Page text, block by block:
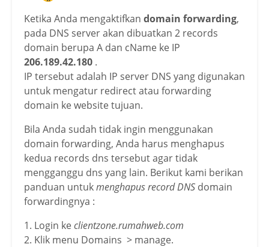
Ketika Anda mengaktifkan domain forwarding,
pada DNS server akan dibuatkan 2 records
domain berupa A dan cName ke IP
206.189.42.180 .
IP tersebut adalah IP server DNS yang digunakan
untuk mengatur redirect atau forwarding
domain ke website tujuan.
Bila Anda sudah tidak ingin menggunakan
domain forwarding, Anda harus menghapus
kedua records dns tersebut agar tidak
mengganggu dns yang lain. Berikut kami berikan
panduan untukmenghapus record DNS domain
forwardingnya :
1. Login keclientzone.rumahweb.com
2. Klik menu Domains > manage.